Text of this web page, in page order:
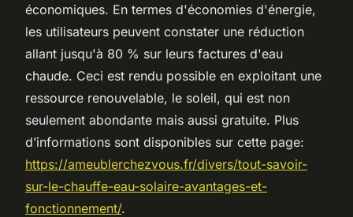
économiques. En termes d'économies d'énergie,
les utilisateurs peuvent constater une réduction
allant jusqu'à 80 % sur leurs factures d'eau
chaude. Ceci est rendu possible en exploitant une
ressource renouvelable, le soleil, qui est non
seulement abondante mais aussi gratuite. Plus
d’informations sont disponibles sur cette page:
https://ameublerchezvous.fr/divers/tout-savoir-
sur-le-chauffe-eau-solaire-avantages-et-
fonctionnement/.